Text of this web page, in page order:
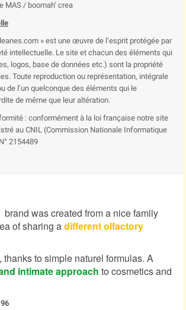
MAS / boomah’ crea
» est une œuvre de l’esprit protégée par
intellectuelle. Le site et chacun des éléments qui
logos, base de données etc.) sont la propriété
Toute reproduction ou représentation, intégrale
de l’un quelconque des éléments qui le
de même que leur altération.
: conformément à la loi française notre site
au CNIL (Commission Nationale Informatique
2154489
brand was created from a nice family
of sharing adifferent olfactory
, thanks to simple naturel formulas. A
intimate approach to cosmetics and